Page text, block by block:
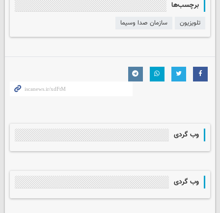
برچسب‌ها
تلویزیون سازمان صدا وسیما
وب گردی
وب گردی